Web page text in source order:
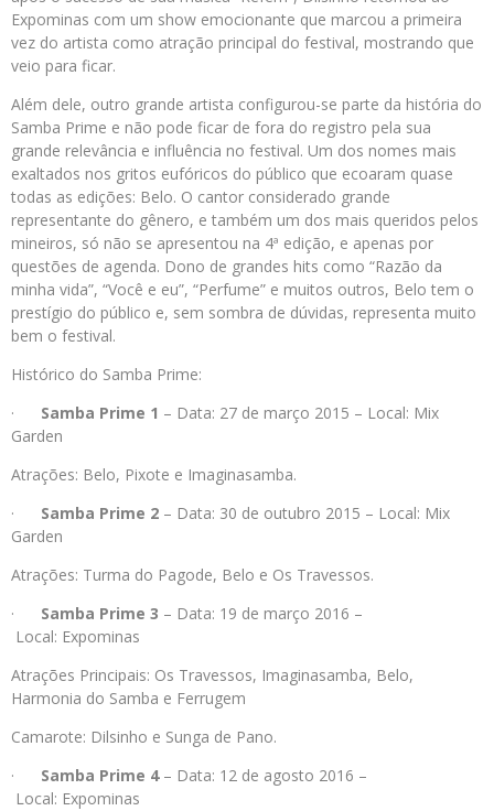
Expominas com um show emocionante que marcou a primeira
vez do artista como atração principal do festival, mostrando que
veio para ficar.
Além dele, outro grande artista configurou-se parte da história do
Samba Prime e não pode ficar de fora do registro pela sua
grande relevância e influência no festival. Um dos nomes mais
exaltados nos gritos eufóricos do público que ecoaram quase
todas as edições: Belo. O cantor considerado grande
representante do gênero, e também um dos mais queridos pelos
mineiros, só não se apresentou na 4ª edição, e apenas por
questões de agenda. Dono de grandes hits como “Razão da
minha vida”, “Você e eu”, “Perfume” e muitos outros, Belo tem o
prestígio do público e, sem sombra de dúvidas, representa muito
bem o festival.
Histórico do Samba Prime:
· Samba Prime 1 – Data: 27 de março 2015 – Local: Mix
Garden
Atrações: Belo, Pixote e Imaginasamba.
· Samba Prime 2 – Data: 30 de outubro 2015 – Local: Mix
Garden
Atrações: Turma do Pagode, Belo e Os Travessos.
· Samba Prime 3 – Data: 19 de março 2016 –
Local: Expominas
Atrações Principais: Os Travessos, Imaginasamba, Belo,
Harmonia do Samba e Ferrugem
Camarote: Dilsinho e Sunga de Pano.
· Samba Prime 4– Data: 12 de agosto 2016 –
Local: Expominas